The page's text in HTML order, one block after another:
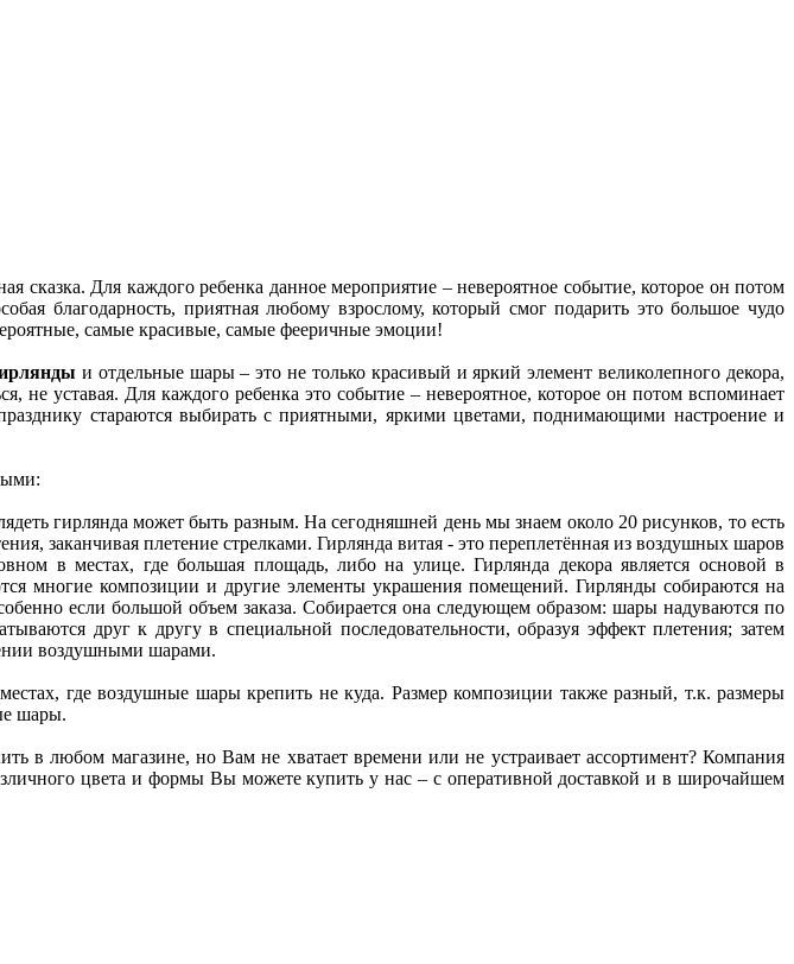
сказка. Для каждого ребенка данное мероприятие – невероятное событие, которое он потом
благодарность, приятная любому взрослому, который смог подарить это большое чудо
самые красивые, самые фееричные эмоции!
и отдельные шары – это не только красивый и яркий элемент великолепного декора,
не уставая. Для каждого ребенка это событие – невероятное, которое он потом вспоминает
стараются выбирать с приятными, яркими цветами, поднимающими настроение и
гирлянда может быть разным. На сегодняшней день мы знаем около 20 рисунков, то есть
заканчивая плетение стрелками. Гирлянда витая - это переплетённая из воздушных шаров
в местах, где большая площадь, либо на улице. Гирлянда декора является основой в
многие композиции и другие элементы украшения помещений. Гирлянды собираются на
если большой объем заказа. Собирается она следующем образом: шары надуваются по
друг к другу в специальной последовательности, образуя эффект плетения; затем
воздушными шарами.
где воздушные шары крепить не куда. Размер композиции также разный, т.к. размеры
шары.
в любом магазине, но Вам не хватает времени или не устраивает ассортимент? Компания
цвета и формы Вы можете купить у нас – с оперативной доставкой и в широчайшем